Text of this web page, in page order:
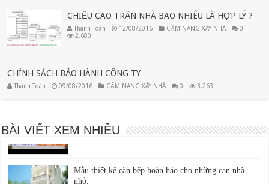
CHIỀU CAO TRẦN NHÀ BAO NHIÊU LÀ HỢP LÝ ?
Thanh Toàn 12/08/2016 CẨM NANG XÂY NHÀ
0
2,680
CHÍNH SÁCH BẢO HÀNH CÔNG TY
Thanh Toàn 09/08/2016 CẨM NANG XÂY NHÀ 0 3,263
BÀI VIẾT XEM NHIỀU
22/06/2016
Mẫu thiết kế căn bếp hoàn hảo cho những căn nhà
nhỏ.